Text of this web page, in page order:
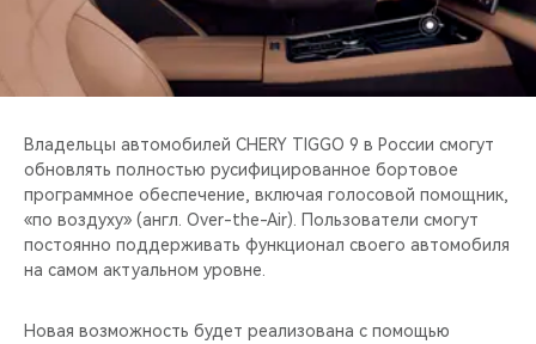
CHERY И СПОРТ
CHERY ДЛЯ ДЕТЕЙ
Владельцы автомобилей CHERY TIGGO 9 в России смогут
обновлять полностью русифицированное бортовое
программное обеспечение, включая голосовой помощник,
«по воздуху» (англ. Over-the-Air). Пользователи смогут
постоянно поддерживать функционал своего автомобиля
на самом актуальном уровне.
Новая возможность будет реализована с помощью